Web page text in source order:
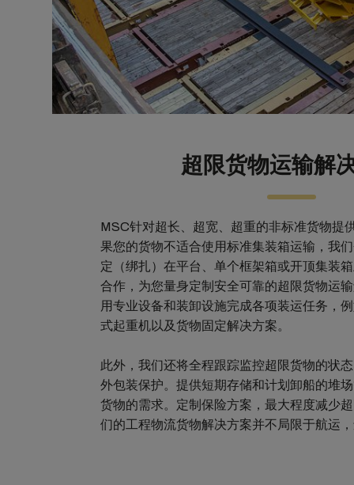
超限货物运输解
MSC针对超长、超宽、超重的非标准货物提
果您的货物不适合使用标准集装箱运输，我
定（绑扎）在平台、单个框架箱或开顶集装
合作，为您量身定制安全可靠的超限货物运
用专业设备和装卸设施完成各项装运任务，
式起重机以及货物固定解决方案。
此外，我们还将全程跟踪监控超限货物的状
外包装保护。提供短期存储和计划卸船的堆
货物的需求。定制保险方案，最大程度减少
们的工程物流货物解决方案并不局限于航运